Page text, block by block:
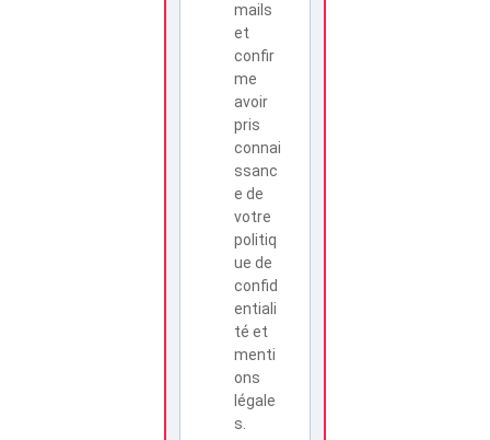
mails
et
confir
me
avoir
pris
connai
ssanc
e de
votre
politiq
ue de
confid
entiali
té et
menti
ons
légale
s.